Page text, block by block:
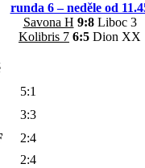
runda 6 – neděle od
Savona H 9:8Liboc 3
Kolibris 7 6:5 Dion XX
5:1
3:3
2:4
2:4